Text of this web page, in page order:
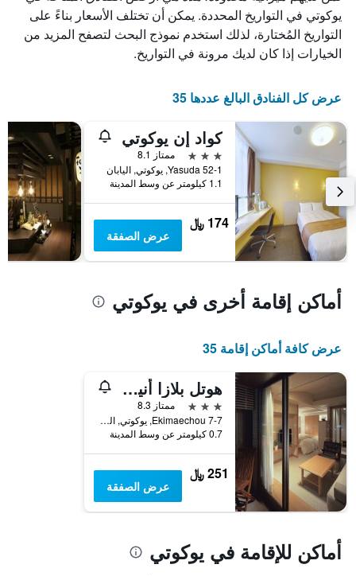
الذي
يعرض
أيام
الأسبوع.
التالي
1
محور
Y
الذي
يعرض
متوسط
سعر
غرفة
يوكوتي في التواريخ المحددة. يمكن أن تختلف الأسعار بناءً على
التواريخ المُختارة، لذلك استخدم نموذج البحث لتصفح المزيد من
الخيارات إذا كان لديك مرونة في التواريخ.
عرض كل الفنادق البالغ عددها 35
كواد إن يوكوتي
3 نجوم
ممتاز 8.1
52-1 Yasuda, يوكوتي, اليابان
1.1 كيلومتر عن وسط المدينة
174 ﷼
عرض الصفقة
أماكن إقامة أخرى في يوكوتي
عرض كافة أماكن إقامة 35
هوتل بلازا أنيكس يوكوت
3 نجوم
ممتاز 8.3
7-7 Ekimaechou, يوكوتي, اليابان
0.7 كيلومتر عن وسط المدينة
251 ﷼
عرض الصفقة
أماكن للإقامة في يوكوتي